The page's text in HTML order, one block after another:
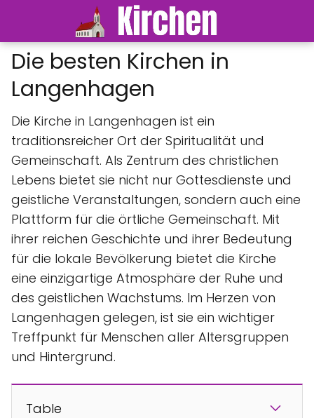
Die besten Kirchen in
Langenhagen
Die Kirche in Langenhagen ist ein
traditionsreicher Ort der Spiritualität und
Gemeinschaft. Als Zentrum des christlichen
Lebens bietet sie nicht nur Gottesdienste und
geistliche Veranstaltungen, sondern auch eine
Plattform für die örtliche Gemeinschaft. Mit
ihrer reichen Geschichte und ihrer Bedeutung
für die lokale Bevölkerung bietet die Kirche
eine einzigartige Atmosphäre der Ruhe und
des geistlichen Wachstums. Im Herzen von
Langenhagen gelegen, ist sie ein wichtiger
Treffpunkt für Menschen aller Altersgruppen
und Hintergrund.
Table